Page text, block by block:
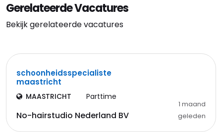
Gerelateerde Vacatures
Bekijk gerelateerde vacatures
schoonheidsspecialiste
maastricht
MAASTRICHT Parttime
No-hairstudio Nederland BV
1 maand
geleden